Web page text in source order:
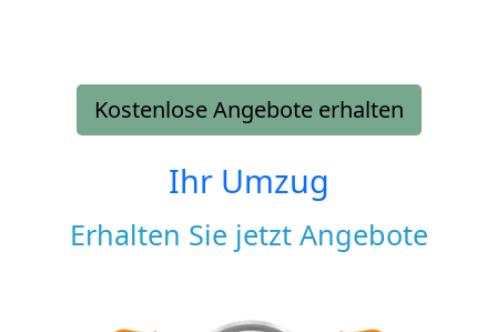
Kostenlose Angebote erhalten
Ihr Umzug
Erhalten Sie jetzt Angebote